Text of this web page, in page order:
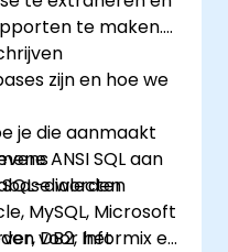
te maken.
zijn en hoe we
je die aanmaakt
dialecten
voor het
ANSI SQL aan
worden
MySQL, Microsoft
DB2, Informix en